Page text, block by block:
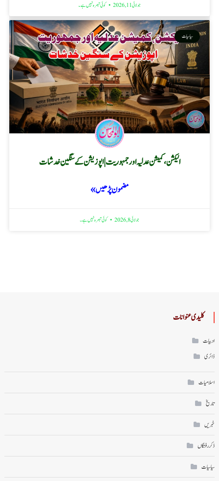
جولائی 11, 2026 کوئی تبصرہ نہیں ہے۔
سیاسیات
الیکشن، کمیشن عدلیہ اور جمہوریت | اپوزیشن کے سنگین خدشات
مضمون پڑھیں »
جولائی 8, 2026 کوئی تبصرہ نہیں ہے۔
کلیدی عنوانات
ادبیات
ڈائری
اسلامیات
تاریخ
خبریں
ذکر رفتگاں
سیاسیات